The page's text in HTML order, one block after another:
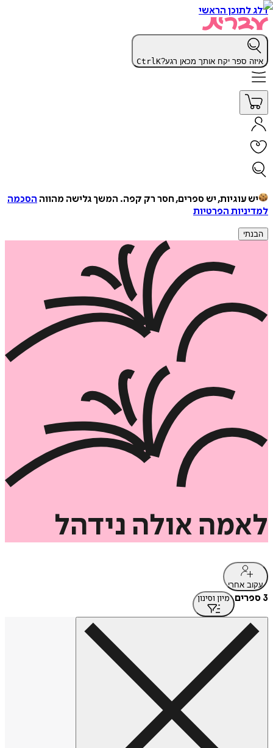
דלג לתוכן הראשי
איזה ספר יקח אותך מכאן רגע? CtrlK
יש עוגיות, יש ספרים, חסר רק קפה. המשך גלישה מהווה הסכמה
למדיניות הפרטיות
הבנתי
לאמה אולה נידהל
עקוב אחרי
3 ספרים מיון וסינון